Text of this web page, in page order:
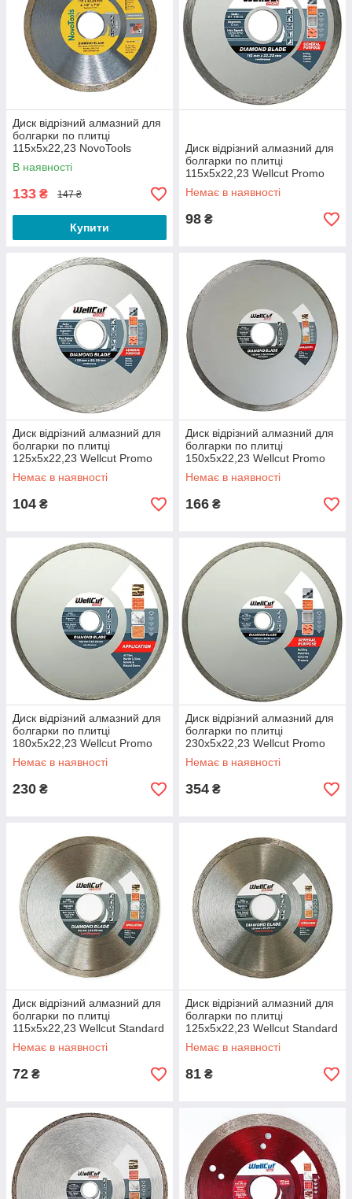
Диск відрізний алмазний для
болгарки по плитці
115х5х22,23 NovoTools
Standard
В наявності
133 ₴ 147 ₴
Купити
Диск відрізний алмазний для
болгарки по плитці
115х5х22,23 Wellcut Promo
Немає в наявності
98 ₴
Диск відрізний алмазний для
болгарки по плитці
125х5х22,23 Wellcut Promo
Немає в наявності
104 ₴
Диск відрізний алмазний для
болгарки по плитці
150х5х22,23 Wellcut Promo
Немає в наявності
166 ₴
Диск відрізний алмазний для
болгарки по плитці
180х5х22,23 Wellcut Promo
Немає в наявності
230 ₴
Диск відрізний алмазний для
болгарки по плитці
230х5х22,23 Wellcut Promo
Немає в наявності
354 ₴
Диск відрізний алмазний для
болгарки по плитці
115х5х22,23 Wellcut Standard
Немає в наявності
72 ₴
Диск відрізний алмазний для
болгарки по плитці
125х5х22,23 Wellcut Standard
Немає в наявності
81 ₴